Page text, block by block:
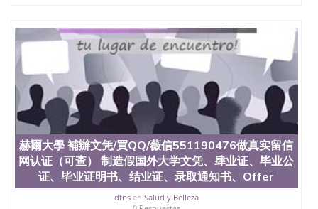
University）圣何塞州立大学结业证（San Jose State
University）圣何塞州立大学结业证（San Jose State
University）圣何塞州立大学学位证（San Jose State
University）圣何塞州立大学学位证（San Jose State
University）圣何塞州立大学学历证书（San Jose
State University）圣何塞州立大学学历证书（San
Jose State University）圣何塞州立大学学历证书
（San Jose State University）澳洲读书未毕业找人做
文凭学位qq微信551190476澳洲读CQU中央昆士兰大
学学历 绩单购买学位证书/澳洲读本科硕士做文凭/购
买澳洲大学毕业证成绩单假文凭学历
offieUniversityofSouthernQueensland 澳洲读书未毕
业找人做文凭学位qq微信551190476澳洲读CQU中央
赫爾大學 補辦文凭/買QQ/薇信551190476做真实留信
网认证（可查） 制造假国外大学文凭、肆业证、毕业公
证、毕业证明书、结业证、录取通知书、Offer
dfnsen Salud y Belleza